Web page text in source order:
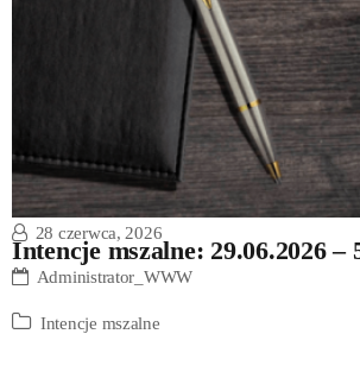
Intencje mszalne: 29.06.2026 –
28 czerwca, 2026
Administrator_WWW
Intencje mszalne